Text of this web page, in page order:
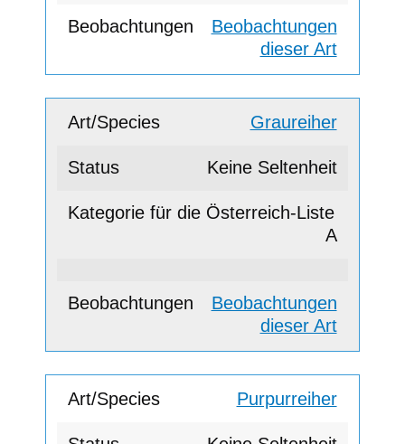
Beobachtungen
dieser Art
Graureiher
Keine Seltenheit
A
Beobachtungen
dieser Art
Purpurreiher